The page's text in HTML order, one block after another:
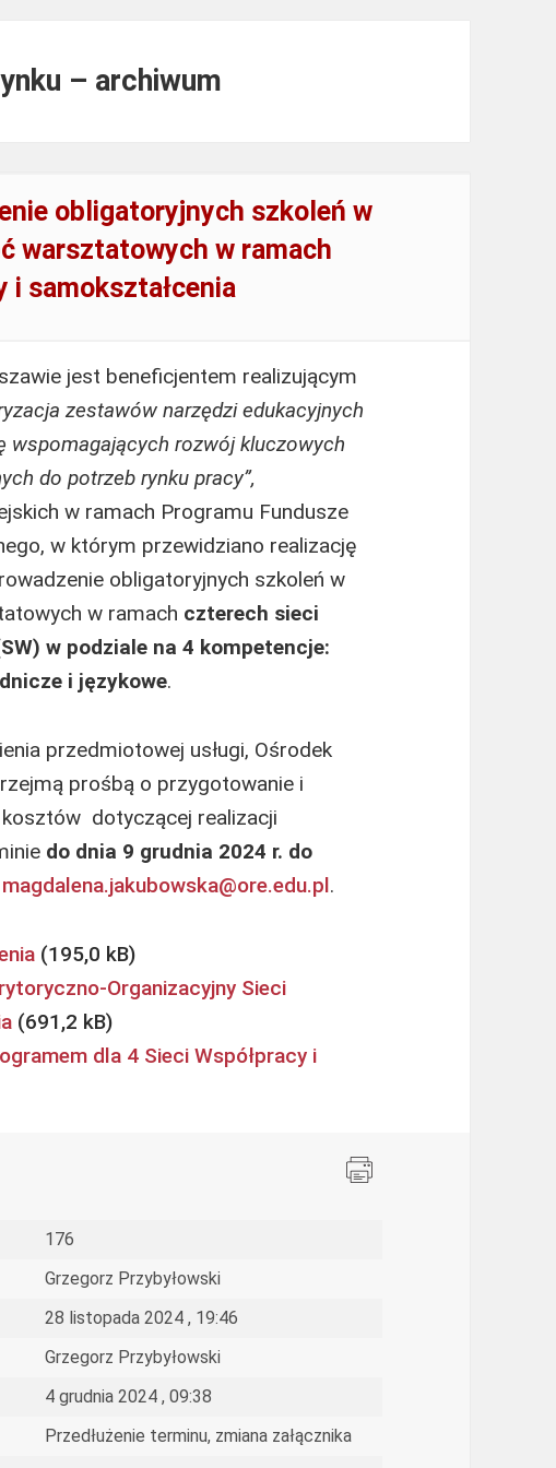
– archiwum
obligatoryjnych szkoleń w
warsztatowych w ramach
i samokształcenia
jest beneficjentem realizującym
zestawów narzędzi edukacyjnych
wspomagających rozwój kluczowych
do potrzeb rynku pracy”,
w ramach Programu Fundusze
w którym przewidziano realizację
obligatoryjnych szkoleń w
w ramach czterech sieci
w podziale na 4 kompetencje:
i językowe.
przedmiotowej usługi, Ośrodek
prośbą o przygotowanie i
kosztów dotyczącej realizacji
do dnia 9 grudnia 2024 r. do
magdalena.jakubowska@ore.edu.pl.
Organizacyjny Sieci
dla 4 Sieci Współpracy i
176
Grzegorz Przybyłowski
28 listopada 2024 , 19:46
Grzegorz Przybyłowski
4 grudnia 2024 , 09:38
Przedłużenie terminu, zmiana załącznika